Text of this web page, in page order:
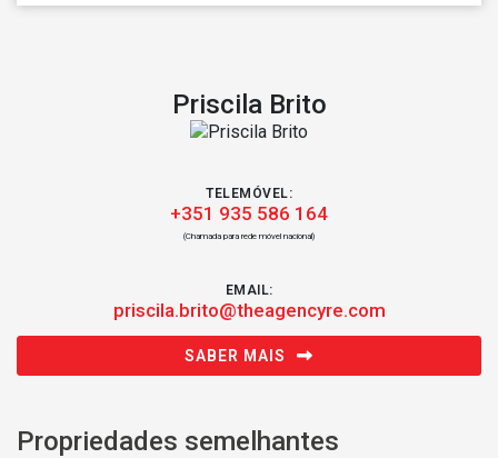
Priscila Brito
TELEMÓVEL:
+351 935 586 164
(Chamada para rede móvel nacional)
EMAIL:
priscila.brito@theagencyre.com
SABER MAIS
Propriedades semelhantes